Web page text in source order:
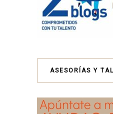
ASESORÍAS Y